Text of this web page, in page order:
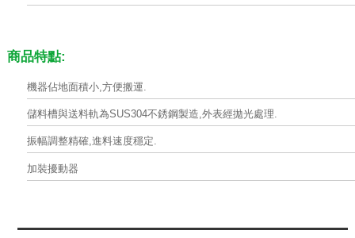
商品特點:
機器佔地面積小,方便搬運.
儲料槽與送料軌為SUS304不銹鋼製造,外表經拋光處理.
振幅調整精確,進料速度穩定.
加裝擾動器